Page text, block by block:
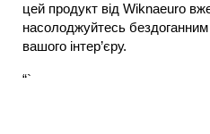
цей продукт від Wiknaeuro вже
насолоджуйтесь
вашого інтер’єру.
“`